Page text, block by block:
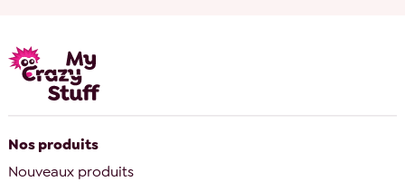
Nos produits
Nouveaux produits